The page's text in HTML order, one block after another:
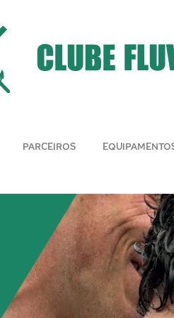
PARCEIROS